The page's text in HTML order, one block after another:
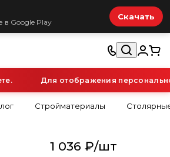
Google Play
Скачать
Для отображения
Стройматериалы
1 036 ₽/шт